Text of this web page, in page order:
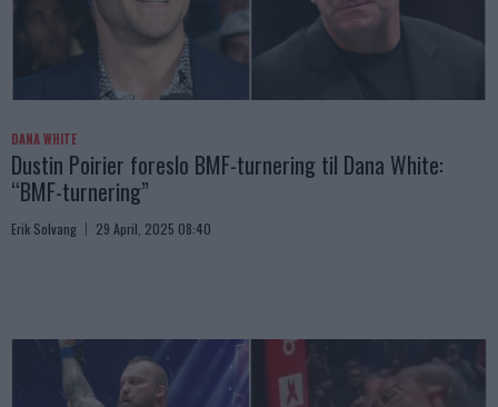
DANA WHITE
Dustin Poirier foreslo BMF-turnering til Dana White:
“BMF-turnering”
Erik Solvang 29 April, 2025 08:40